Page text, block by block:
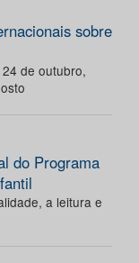
sobre
de outubro,
do Programa
a leitura e